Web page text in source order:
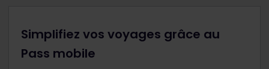
Simplifiez vos voyages grâce au
Pass mobile